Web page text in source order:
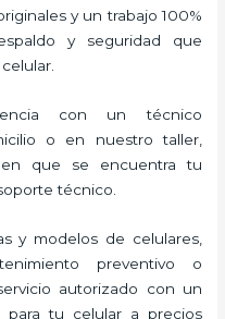
y un trabajo 100%
y seguridad que
con un técnico
o en nuestro taller,
que se encuentra tu
técnico.
y modelos de celulares,
preventivo o
autorizado con un
para tu celular a precios